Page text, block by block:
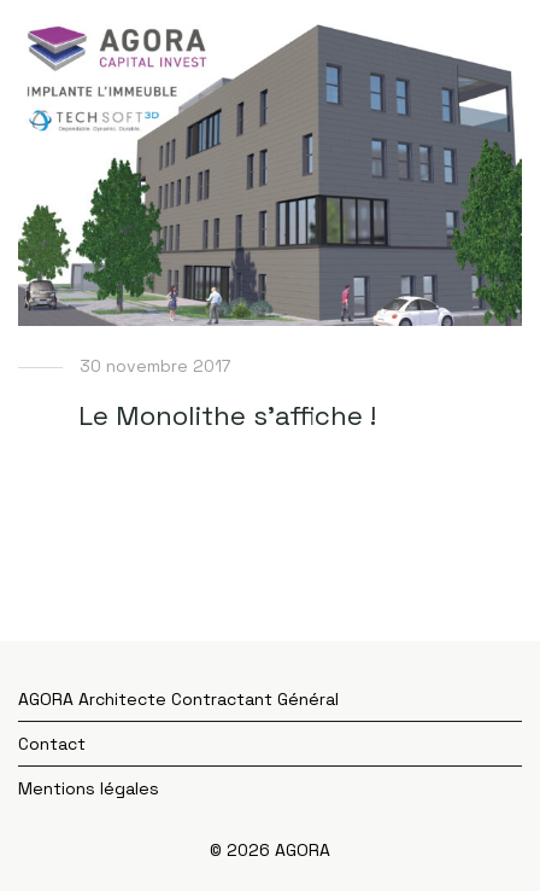
30 novembre 2017
Le Monolithe s’affiche !
AGORA Architecte Contractant Général
Contact
Mentions légales
© 2026 AGORA